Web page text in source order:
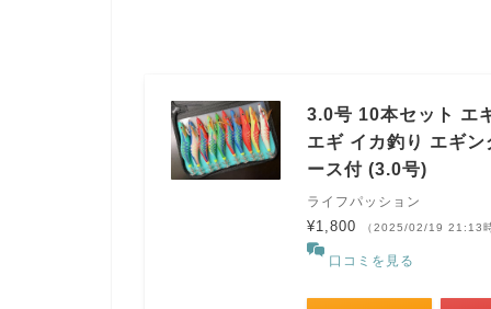
3.0号 10本セット エ
エギ イカ釣り エギ
ース付 (3.0号)
ライフパッション
¥1,800 （2025/02/19 21:13
口コミを見る